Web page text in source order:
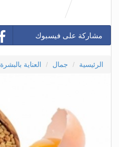
مشاركة على فيسبوك
الرئيسية جمال العناية بالبشرة